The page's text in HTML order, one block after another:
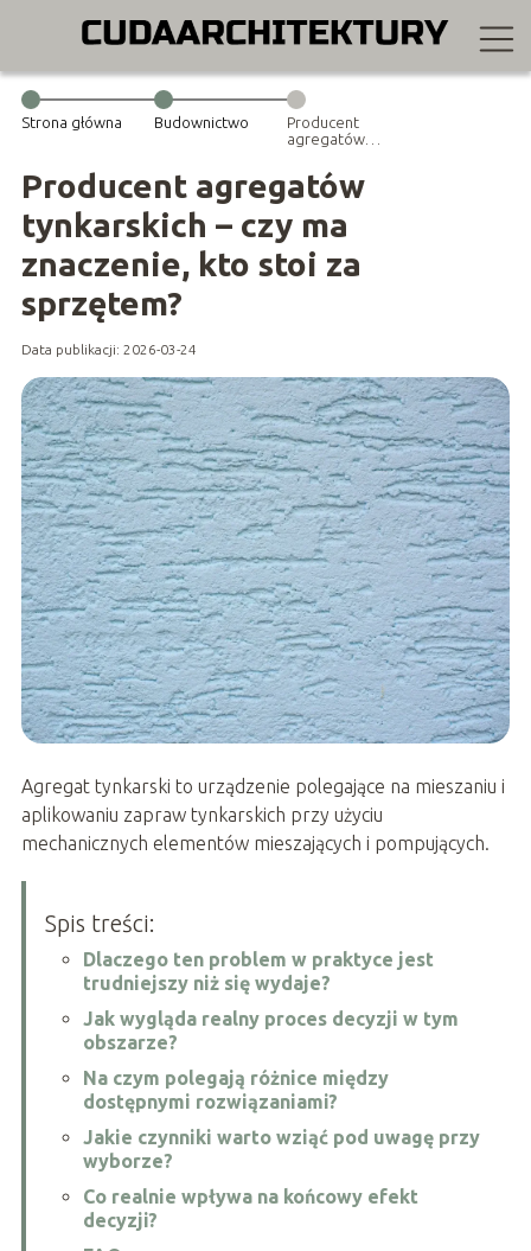
Strona główna Budownictwo
Producent
agregatów
ma znaczenie,
kto stoi za
Producent agregatów
tynkarskich – czy ma
znaczenie, kto stoi za
sprzętem?
Data publikacji: 2026-03-24
Agregat tynkarski to urządzenie polegające na mieszaniu i
aplikowaniu zapraw tynkarskich przy użyciu
mechanicznych elementów mieszających i pompujących.
Spis treści:
Dlaczego ten problem w praktyce jest
trudniejszy niż się wydaje?
Jak wygląda realny proces decyzji w tym
obszarze?
Na czym polegają różnice między
dostępnymi rozwiązaniami?
Jakie czynniki warto wziąć pod uwagę przy
wyborze?
Co realnie wpływa na końcowy efekt
decyzji?